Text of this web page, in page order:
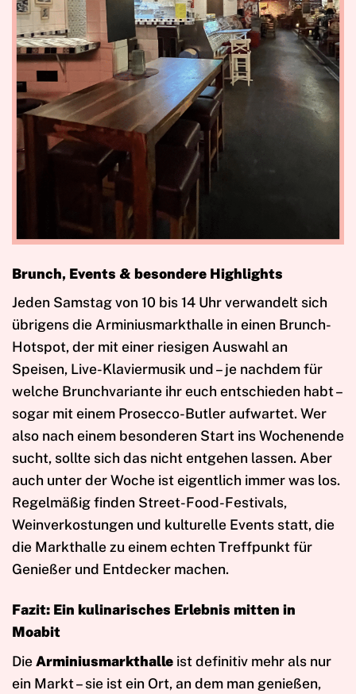
Brunch, Events & besondere Highlights
Jeden Samstag von 10 bis 14 Uhr verwandelt sich
übrigens die Arminiusmarkthalle in einen Brunch-
Hotspot, der mit einer riesigen Auswahl an
Speisen, Live-Klaviermusik und – je nachdem für
welche Brunchvariante ihr euch entschieden habt –
sogar mit einem Prosecco-Butler aufwartet. Wer
also nach einem besonderen Start ins Wochenende
sucht, sollte sich das nicht entgehen lassen. Aber
auch unter der Woche ist eigentlich immer was los.
Regelmäßig finden Street-Food-Festivals,
Weinverkostungen und kulturelle Events statt, die
die Markthalle zu einem echten Treffpunkt für
Genießer und Entdecker machen.
Fazit: Ein kulinarisches Erlebnis mitten in
Moabit
DieArminiusmarkthalle ist definitiv mehr als nur
ein Markt – sie ist ein Ort, an dem man genießen,